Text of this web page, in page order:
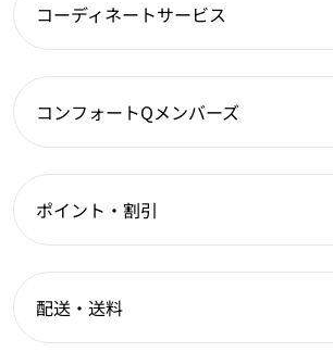
コーディネートサービス
コンフォートQメンバーズ
ポイント・割引
配送・送料